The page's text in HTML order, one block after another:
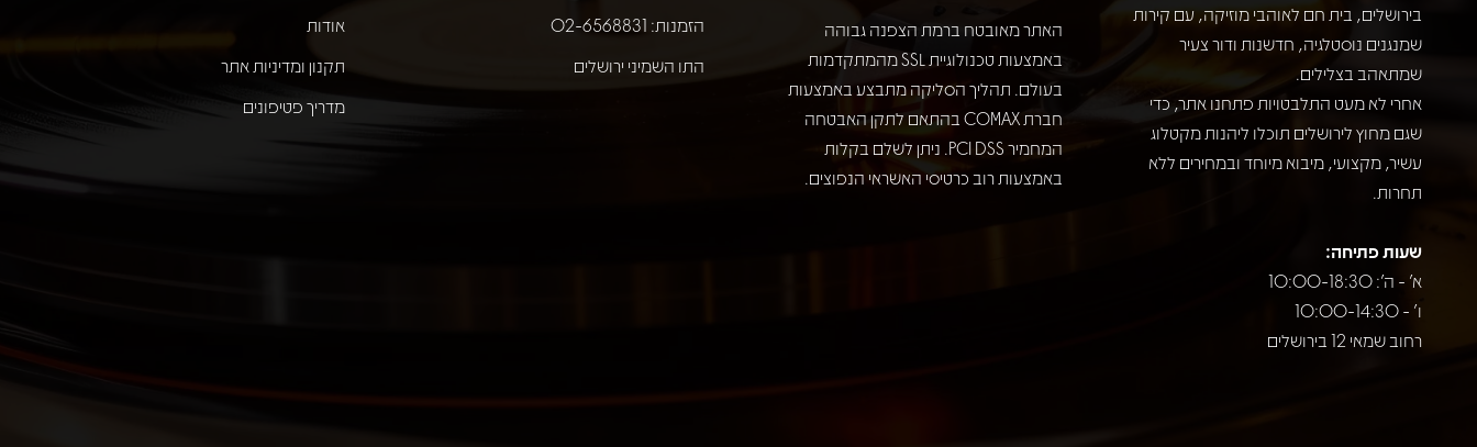
בירושלים, בית חם לאוהבי מוזיקה, עם קירות
שמנגנים נוסטלגיה, חדשנות ודור צעיר
שמתאהב בצלילים.
אחרי לא מעט התלבטויות פתחנו אתר, כדי
שגם מחוץ לירושלים תוכלו ליהנות מקטלוג
עשיר, מקצועי, מיבוא מיוחד ובמחירים ללא
תחרות.
שעות פתיחה:
א' - ה': 10:00-18:30
ו' - 10:00-14:30
רחוב שמאי 12 בירושלים
האתר מאובטח ברמת הצפנה גבוהה
באמצעות טכנולוגיית SSL מהמתקדמות
בעולם. תהליך הסליקה מתבצע באמצעות
חברת COMAX בהתאם לתקן האבטחה
המחמיר PCI DSS. ניתן לשלם בקלות
באמצעות רוב כרטיסי האשראי הנפוצים.
הזמנות: 02-6568831
התו השמיני ירושלים
אודות
תקנון ומדיניות אתר
מדריך פטיפונים